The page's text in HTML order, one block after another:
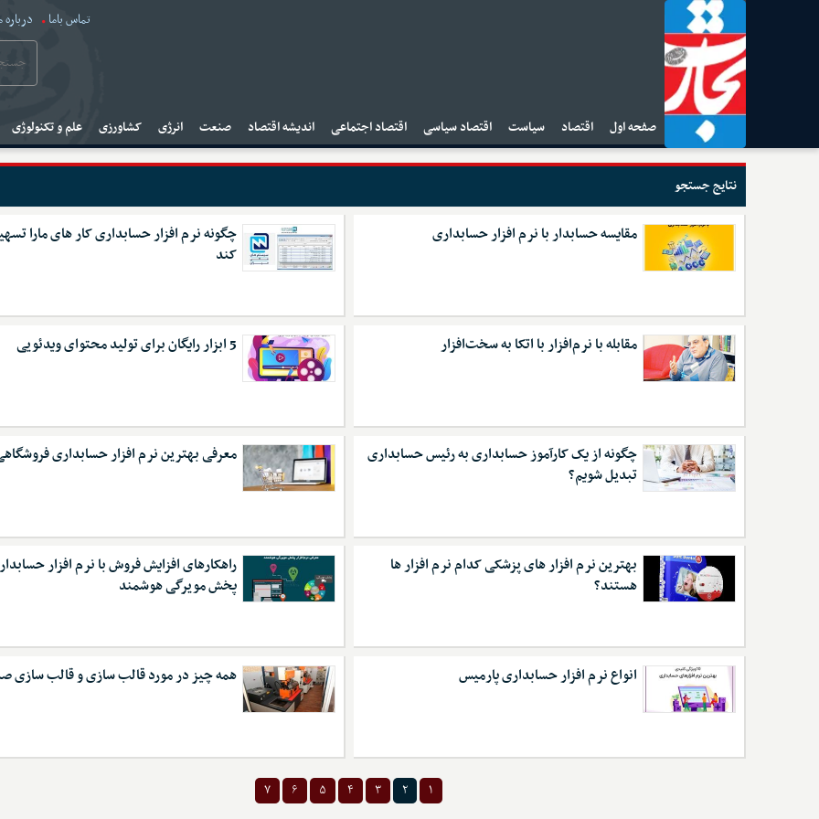
تماس باما درباره
صفحه اول اقتصاد سیاست اقتصاد سیاسی اقتصاد اجتماعی اندیشه اقتصاد صنعت انرژی کشاورزی علم و تکنولوژی
نتایج جستجو
مقایسه حسابدار با نرم افزار حسابداری
چگونه نرم افزار حسابداری کار های مارا
کند
مقابله با نرم‌افزار با اتکا به سخت‌افزار 5 ابزار رایگان برای تولید محتوای ویدئویی
چگونه از یک کارآموز حسابداری به رئیس حسابداری
تبدیل شویم؟
معرفی بهترین نرم افزار حسابداری
بهترین نرم افزار های پزشکی کدام نرم افزار ها
هستند؟
راهکارهای افزایش فروش با نرم افزار
پخش مویرگی هوشمند
انواع نرم افزار حسابداری پارمیس همه چیز در مورد قالب سازی و قالب سازی
۱ ۲ ۳ ۴ ۵ ۶ ۷